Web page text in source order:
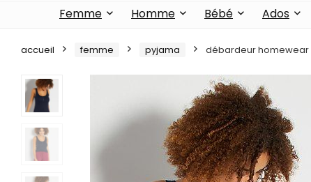
Femme Homme Bébé Ados
accueil femme pyjama débardeur homewear